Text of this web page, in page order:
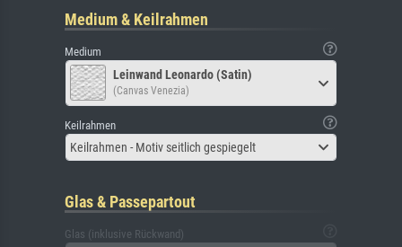
Medium & Keilrahmen
Medium
Leinwand Leonardo (Satin)
(Canvas Venezia)
Keilrahmen
Keilrahmen - Motiv seitlich gespiegelt
Glas & Passepartout
Glas (inklusive Rückwand)